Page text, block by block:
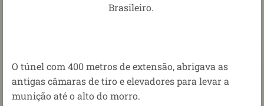
Brasileiro.
O túnel com 400 metros de extensão, abrigava as
antigas câmaras de tiro e elevadores para levar a
munição até o alto do morro.